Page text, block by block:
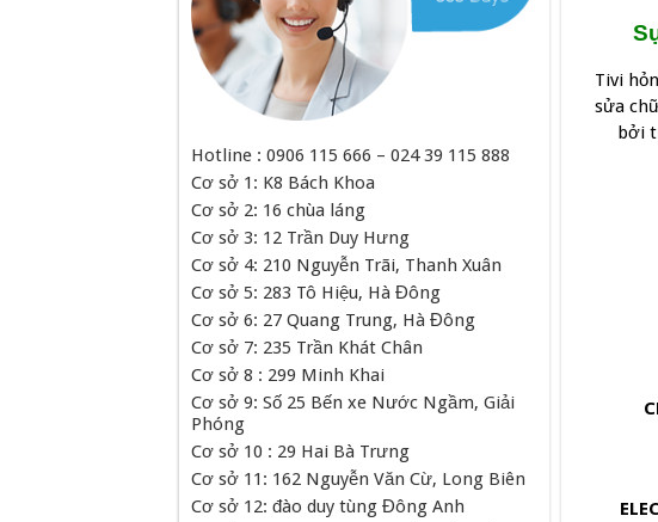
Tivi
sửa
bởi
Hotline : 0906 115 666 – 024 39 115 888
Cơ sở 1: K8 Bách Khoa
Cơ sở 2: 16 chùa láng
Cơ sở 3: 12 Trần Duy Hưng
Cơ sở 4: 210 Nguyễn Trãi, Thanh Xuân
Cơ sở 5: 283 Tô Hiệu, Hà Đông
Cơ sở 6: 27 Quang Trung, Hà Đông
Cơ sở 7: 235 Trần Khát Chân
Cơ sở 8 : 299 Minh Khai
Cơ sở 9: Số 25 Bến xe Nước Ngầm, Giải
Phóng
Cơ sở 10 : 29 Hai Bà Trưng
Cơ sở 11: 162 Nguyễn Văn Cừ, Long Biên
Cơ sở 12: đào duy tùng Đông Anh